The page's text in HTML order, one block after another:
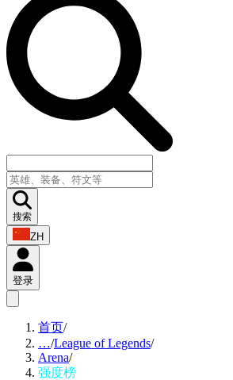
搜索
ZH
登录
首页/
…/League of Legends/
Arena/
强度榜